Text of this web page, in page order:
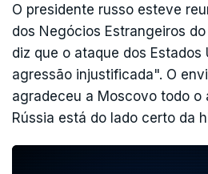
O presidente russo esteve
dos Negócios Estrangeiros
diz que o ataque dos Estados
agressão injustificada". O
agradeceu a Moscovo todo o
Rússia está do lado certo da